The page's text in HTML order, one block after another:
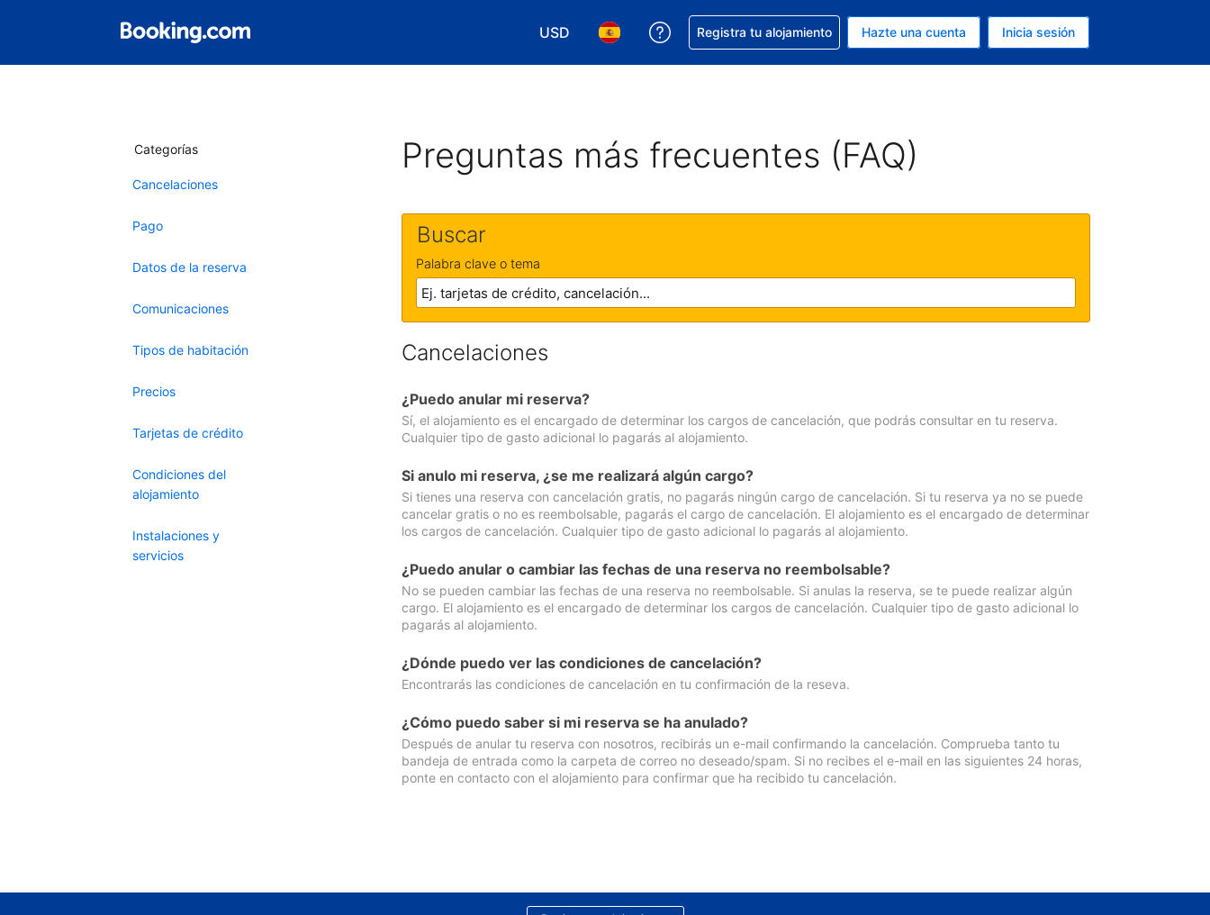
USD
Elegir tu moneda. Tu moneda actual es Dólar de EEUU
Elegir el idioma que prefieres. Tu idioma actual es Español
Obtener ayuda con la reserva
Registra tu alojamiento Hazte una cuenta Inicia sesión
Categorías
Cancelaciones
Pago
Datos de la reserva
Comunicaciones
Tipos de habitación
Precios
Tarjetas de crédito
Condiciones del
alojamiento
Instalaciones y
servicios
Preguntas más frecuentes (FAQ)
Buscar
Palabra clave o tema
Cancelaciones
¿Puedo anular mi reserva?
Sí, el alojamiento es el encargado de determinar los cargos de cancelación, que podrás consultar en tu reserva.
Cualquier tipo de gasto adicional lo pagarás al alojamiento.
Si anulo mi reserva, ¿se me realizará algún cargo?
Si tienes una reserva con cancelación gratis, no pagarás ningún cargo de cancelación. Si tu reserva ya no se puede
cancelar gratis o no es reembolsable, pagarás el cargo de cancelación. El alojamiento es el encargado de determinar
los cargos de cancelación. Cualquier tipo de gasto adicional lo pagarás al alojamiento.
¿Puedo anular o cambiar las fechas de una reserva no reembolsable?
No se pueden cambiar las fechas de una reserva no reembolsable. Si anulas la reserva, se te puede realizar algún
cargo. El alojamiento es el encargado de determinar los cargos de cancelación. Cualquier tipo de gasto adicional lo
pagarás al alojamiento.
¿Dónde puedo ver las condiciones de cancelación?
Encontrarás las condiciones de cancelación en tu confirmación de la reseva.
¿Cómo puedo saber si mi reserva se ha anulado?
Después de anular tu reserva con nosotros, recibirás un e-mail confirmando la cancelación. Comprueba tanto tu
bandeja de entrada como la carpeta de correo no deseado/spam. Si no recibes el e-mail en las siguientes 24 horas,
ponte en contacto con el alojamiento para confirmar que ha recibido tu cancelación.